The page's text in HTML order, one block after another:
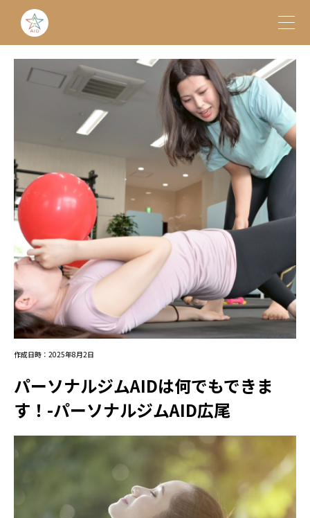
作成日時：2025年8月2日
パーソナルジムAIDは何でもできま
す！-パーソナルジムAID広尾